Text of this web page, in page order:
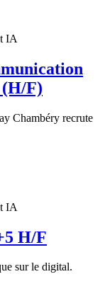
IA
F)
Chambéry recrute
IA
H/F
sur le digital.